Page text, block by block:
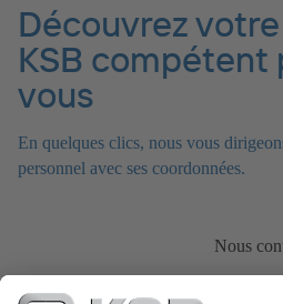
Découvrez
KSB compétent
vous
En quelques clics, nous vous
personnel avec ses coordonnées.
Nous